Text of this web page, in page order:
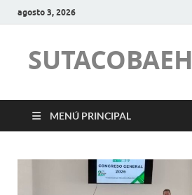
agosto 3, 2026
SUTACOBAEH
MENÚ PRINCIPAL